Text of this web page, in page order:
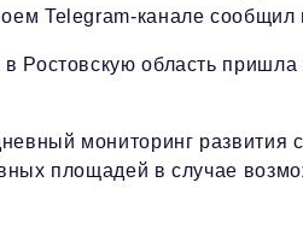
Telegram-канале сообщил
Ростовскую область
мониторинг развития
площадей в случае